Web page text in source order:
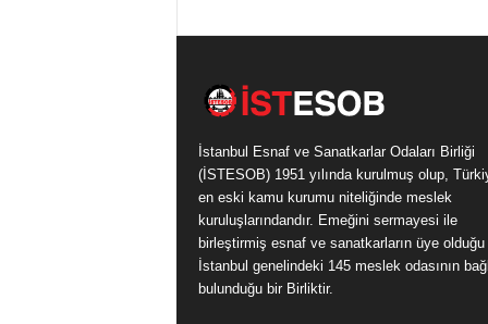
İstanbul Esnaf ve Sanatkarlar Odaları Birliği
(İSTESOB) 1951 yılında kurulmuş olup,
en eski kamu kurumu niteliğinde meslek
kuruluşlarındandır. Emeğini sermayesi ile
birleştirmiş esnaf ve sanatkarların üye olduğu
İstanbul genelindeki 145 meslek odasının
bulunduğu bir Birliktir.